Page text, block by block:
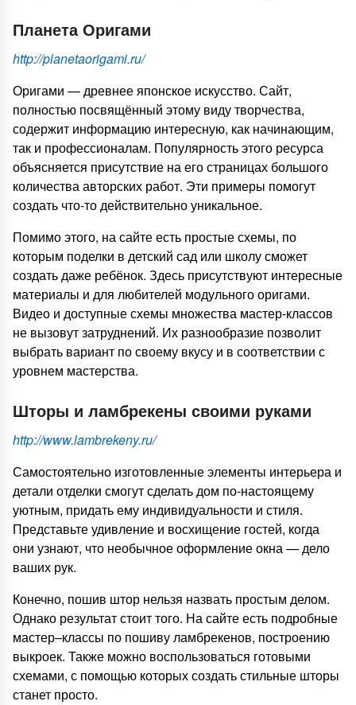
Планета Оригами
http://planetaorigami.ru/
Оригами — древнее японское искусство. Сайт,
полностью посвящённый этому виду творчества,
содержит информацию интересную, как начинающим,
так и профессионалам. Популярность этого ресурса
объясняется присутствие на его страницах большого
количества авторских работ. Эти примеры помогут
создать что-то действительно уникальное.
Помимо этого, на сайте есть простые схемы, по
которым поделки в детский сад или школу сможет
создать даже ребёнок. Здесь присутствуют интересные
материалы и для любителей модульного оригами.
Видео и доступные схемы множества мастер-классов
не вызовут затруднений. Их разнообразие позволит
выбрать вариант по своему вкусу и в соответствии с
уровнем мастерства.
Шторы и ламбрекены своими руками
http://www.lambrekeny.ru/
Самостоятельно изготовленные элементы интерьера и
детали отделки смогут сделать дом по-настоящему
уютным, придать ему индивидуальности и стиля.
Представьте удивление и восхищение гостей, когда
они узнают, что необычное оформление окна — дело
ваших рук.
Конечно, пошив штор нельзя назвать простым делом.
Однако результат стоит того. На сайте есть подробные
мастер–классы по пошиву ламбрекенов, построению
выкроек. Также можно воспользоваться готовыми
схемами, с помощью которых создать стильные шторы
станет просто.